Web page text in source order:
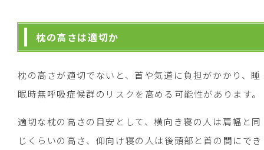
枕の高さは適切か
枕の高さが適切でないと、首や気道に負担がかかり、睡
眠時無呼吸症候群のリスクを高める可能性があります。
適切な枕の高さの目安として、横向き寝の人は肩幅と同
じくらいの高さ、仰向け寝の人は後頭部と首の間にでき